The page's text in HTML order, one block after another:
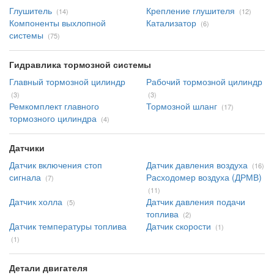
Глушитель (14) Крепление глушителя (12)
Компоненты выхлопной
системы (75)
Катализатор (6)
Гидравлика тормозной системы
Главный тормозной цилиндр
(3)
Рабочий тормозной цилиндр
(3)
Ремкомплект главного
тормозного цилиндра (4)
Тормозной шланг (17)
Датчики
Датчик включения стоп
сигнала (7)
Датчик давления воздуха (16)
Расходомер воздуха (ДРМВ)
(11)
Датчик холла (5)
Датчик давления подачи
топлива (2)
Датчик температуры топлива
(1)
Датчик скорости (1)
Детали двигателя